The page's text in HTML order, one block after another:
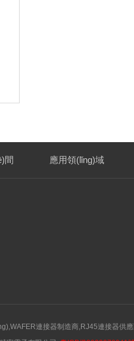
間 應用領(lǐng)域
連接器制造商,RJ45連接器供